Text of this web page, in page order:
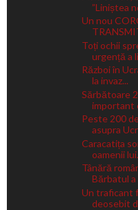
”Liniștea
Un nou
Toți ochii
urgență a
Război în
la invaz...
Sărbătoare
important
Peste 200
asupra
Caracatița
oamenii
Tânără
Bărbatul a
Un traficant
deosebit